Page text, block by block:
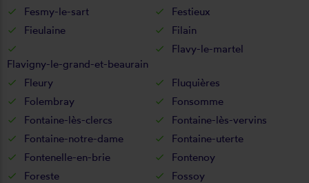
Fesmy-le-sart
Festieux
Fieulaine
Filain
Flavigny-le-grand-et-beaurain
Flavy-le-martel
Fleury
Fluquières
Folembray
Fonsomme
Fontaine-lès-clercs
Fontaine-lès-vervins
Fontaine-notre-dame
Fontaine-uterte
Fontenelle-en-brie
Fontenoy
Foreste
Fossoy